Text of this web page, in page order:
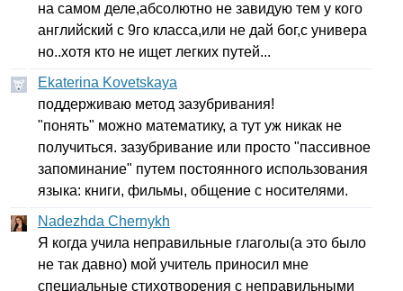
на самом деле,абсолютно не завидую тем у кого
английский с 9го класса,или не дай бог,с универа
но..хотя кто не ищет легких путей...
Ekaterina Kovetskaya
поддерживаю метод зазубривания!
"понять" можно математику, а тут уж никак не
получиться. зазубривание или просто "пассивное
запоминание" путем постоянного использования
языка: книги, фильмы, общение с носителями.
Nadezhda Chernykh
Я когда учила неправильные глаголы(а это было
не так давно) мой учитель приносил мне
специальные стихотворения с неправильными